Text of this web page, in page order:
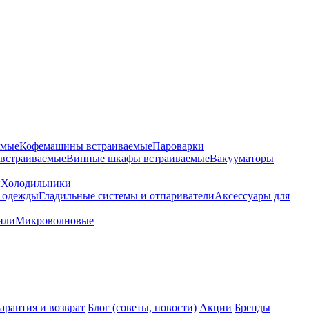
Кофемашины встраиваемыеПароварки
Винные шкафы встраиваемыеВакууматоры
Холодильники
Гладильные системы и отпаривателиАксессуары для
Микроволновые
и возврат Блог (советы, новости) Акции Бренды